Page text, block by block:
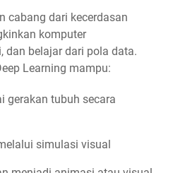
cabang dari kecerdasan
komputer
dan belajar dari pola data.
Learning mampu:
gerakan tubuh secara
simulasi visual